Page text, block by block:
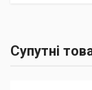
Супутні